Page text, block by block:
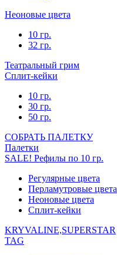
Неоновые цвета
10 гр.
32 гр.
Театральный грим
Сплит-кейки
10 гр.
30 гр.
50 гр.
СОБРАТЬ ПАЛЕТКУ
Палетки
SALE! Рефилы по 10 гр.
Регулярные цвета
Перламутровые цвета
Неоновые цвета
Сплит-кейки
KRYVALINE,SUPERSTAR
TAG